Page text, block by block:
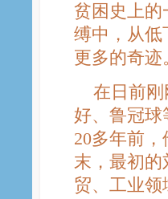
贫困史上的
缚中，从低
更多的奇迹
在日前刚
好、鲁冠
20多年前
末，最初的
贸、工业领